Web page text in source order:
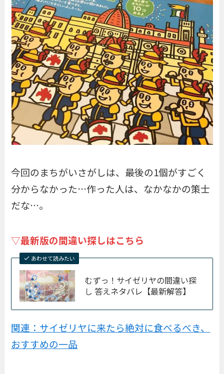
今回のまちがいさがしは、最後の1個がすごく
分からなかった…作った人は、なかなかの策士
だな…。
▽最新版の間違い探しはこちら
あわせて読みたい
むずっ！サイゼリヤの間違い探
し 答えネタバレ【最新解答】
関連：サイゼリヤに来たら絶対に食べるべき、
おすすめの一品